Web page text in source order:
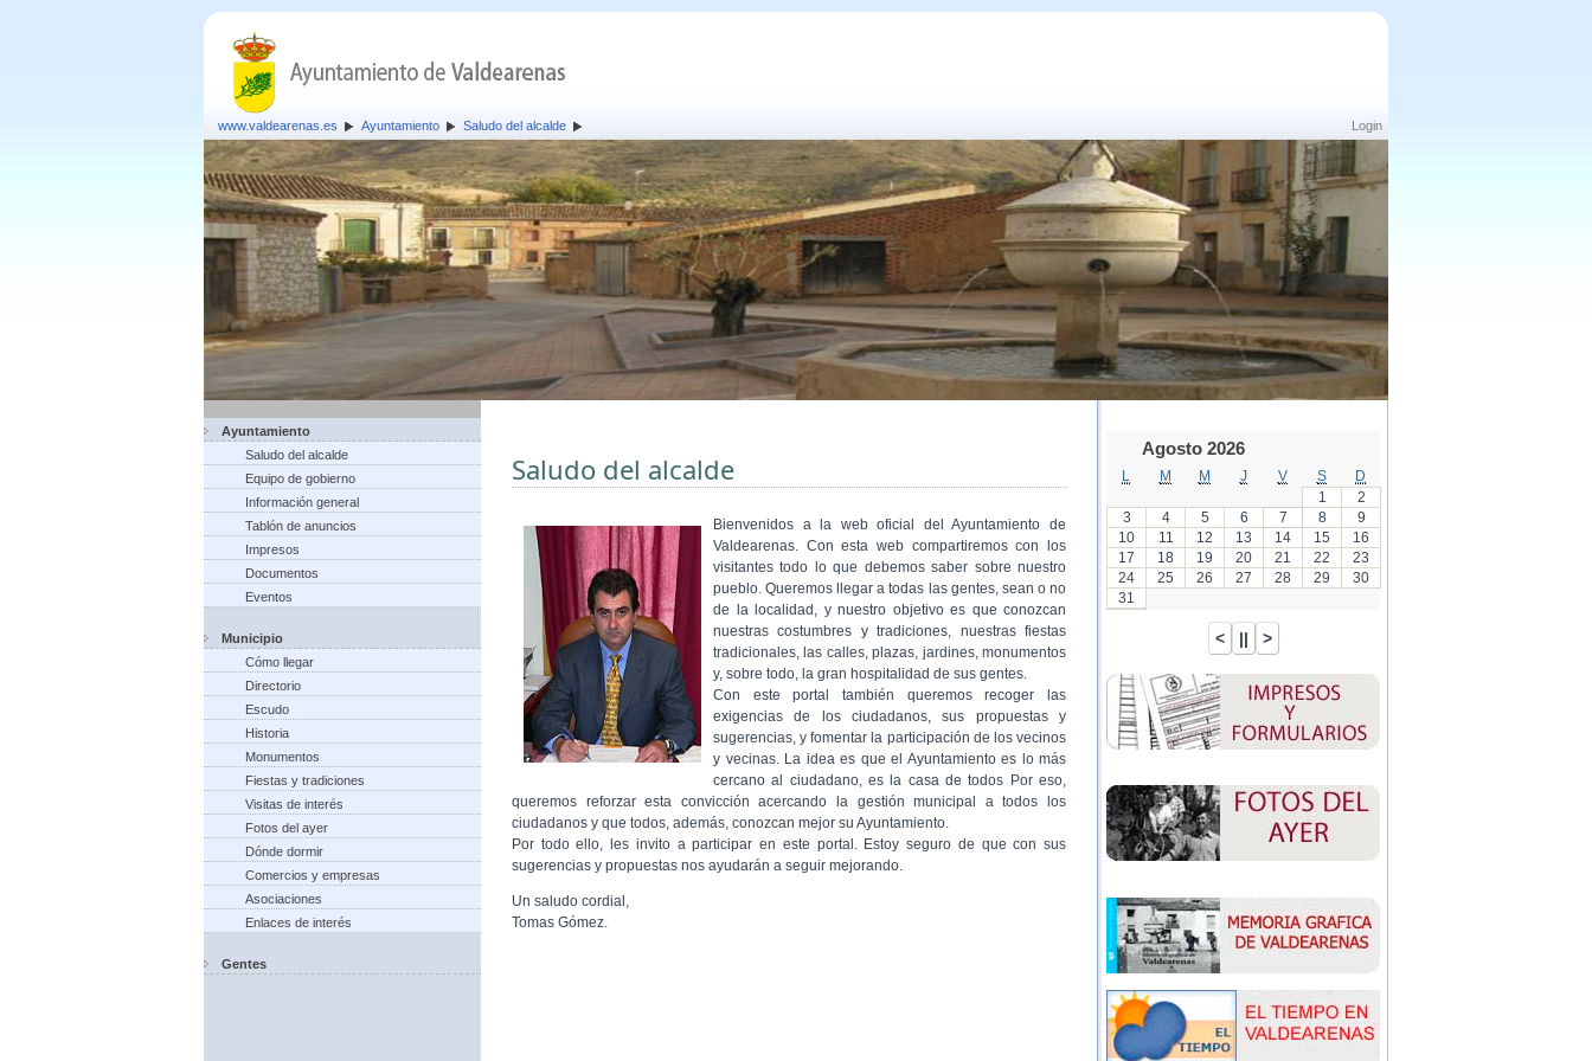
Login
www.valdearenas.es Ayuntamiento Saludo del alcalde
Ayuntamiento
Saludo del alcalde
Equipo de gobierno
Información general
Tablón de anuncios
Impresos
Documentos
Eventos
Municipio
Cómo llegar
Directorio
Escudo
Historia
Monumentos
Fiestas y tradiciones
Visitas de interés
Fotos del ayer
Dónde dormir
Comercios y empresas
Asociaciones
Enlaces de interés
Gentes
Saludo del alcalde
Bienvenidos a la web oficial del Ayuntamiento de
Valdearenas. Con esta web compartiremos con los
visitantes todo lo que debemos saber sobre nuestro
pueblo. Queremos llegar a todas las gentes, sean o no
de la localidad, y nuestro objetivo es que conozcan
nuestras costumbres y tradiciones, nuestras fiestas
tradicionales, las calles, plazas, jardines, monumentos
y, sobre todo, la gran hospitalidad de sus gentes.
Con este portal también queremos recoger las
exigencias de los ciudadanos, sus propuestas y
sugerencias, y fomentar la participación de los vecinos
y vecinas. La idea es que el Ayuntamiento es lo más
cercano al ciudadano, es la casa de todos Por eso,
queremos reforzar esta convicción acercando la gestión municipal a todos los
ciudadanos y que todos, además, conozcan mejor su Ayuntamiento.
Por todo ello, les invito a participar en este portal. Estoy seguro de que con sus
sugerencias y propuestas nos ayudarán a seguir mejorando.
Un saludo cordial,
Tomas Gómez.
Agosto 2026
M M J V S
D
1
2
3
4 5 6 7 8
9
10
11 12 13 14 15
16
17
18 19 20 21 22
23
24
25 26 27 28 29
30
31